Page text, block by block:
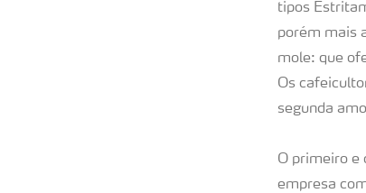
tipos
porém mais
mole: que
Os
segunda
O primeiro e
empresa